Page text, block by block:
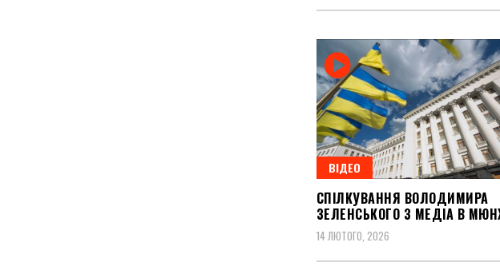
ВІДЕО
СПІЛКУВАННЯ ВОЛОДИМИРА
ЗЕЛЕНСЬКОГО З МЕДІА В
14 ЛЮТОГО, 2026